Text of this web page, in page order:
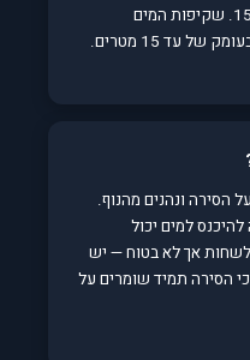
במיוחד בין השעות 11:00 ל-15:00. שקיפות המים
עד 15 מטרים.
הסירה ונהנים מהנוף.
למים יכול
אך לא בטוח — יש
הסירה תמיד שומרים על